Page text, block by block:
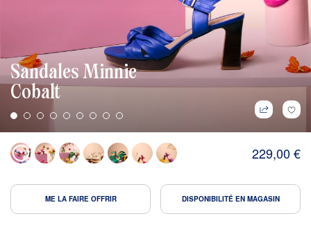
Sandales Minnie
Cobalt
229,00 €
ME LA FAIRE OFFRIR DISPONIBILITÉ EN MAGASIN